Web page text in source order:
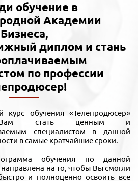
обучение в
Академии
Бизнеса,
диплом и стань
по профессии
курс обучения «Телепродюсер»
Вам стать ценным и
специалистом в данной
в самые кратчайшие сроки.
обучения по данной
на то, чтобы Вы смогли
и полноценно освоить все